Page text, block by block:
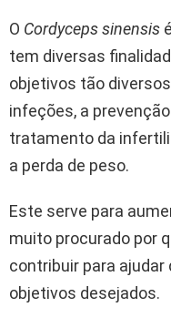
O Cordyceps sinensis
tem diversas
objetivos tão
infeções, a
tratamento da
a perda de peso.
Este serve para
muito procurado por
contribuir para
objetivos desejados.